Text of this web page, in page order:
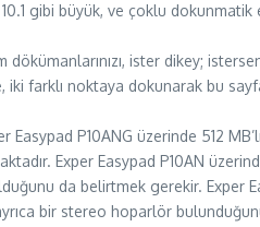
10.1 gibi büyük, ve çoklu
ister dikey;
farklı noktaya dokunarak bu
P10ANG üzerinde 512
Exper Easypad P10AN
da belirtmek gerekir.
bir stereo hoparlör